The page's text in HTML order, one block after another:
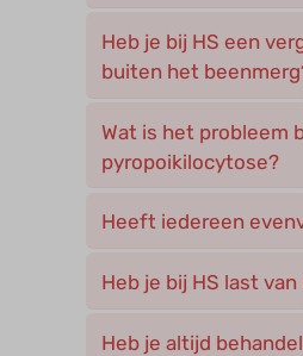
Heb je bij HS een
buiten het
Wat is het probleem
pyropoikilocytose?
Heeft iedereen
Heb je bij HS last
Heb je altijd